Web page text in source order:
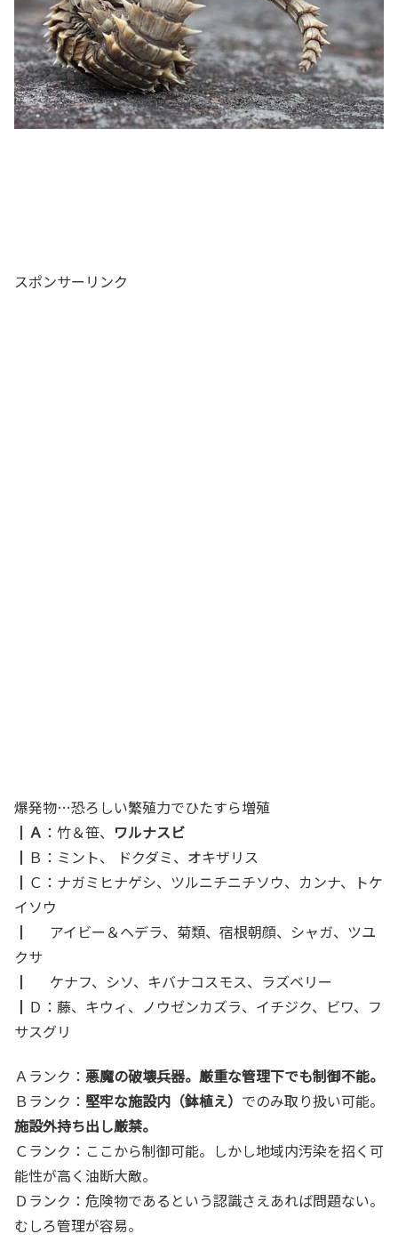
スポンサーリンク
爆発物…恐ろしい繁殖力でひたすら増殖
┃ Ａ ：竹＆笹、 ワルナスビ
┃Ｂ：ミント、 ドクダミ、オキザリス
┃Ｃ：ナガミヒナゲシ、ツルニチニチソウ、カンナ、トケ
イソウ
┃ アイビー＆ヘデラ、菊類、宿根朝顔、シャガ、ツユ
クサ
┃ ケナフ、シソ、キバナコスモス、ラズベリー
┃Ｄ：藤、キウィ、ノウゼンカズラ、イチジク、ビワ、フ
サスグリ
Ａランク： 悪魔の破壊兵器。厳重な管理下でも制御不能。
Ｂランク： 堅牢な施設内（鉢植え） でのみ取り扱い可能。
施設外持ち出し厳禁。
Ｃランク：ここから制御可能。しかし地域内汚染を招く可
能性が高く油断大敵。
Ｄランク：危険物であるという認識さえあれば問題ない。
むしろ管理が容易。